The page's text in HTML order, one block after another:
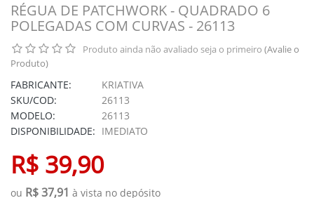
RÉGUA DE PATCHWORK - QUADRADO 6
POLEGADAS COM CURVAS - 26113
Produto ainda não avaliado seja o primeiro (Avalie o
Produto)
FABRICANTE:
KRIATIVA
SKU/COD:
26113
MODELO:
26113
DISPONIBILIDADE: IMEDIATO
R$ 39,90
ou R$ 37,91 à vista no depósito